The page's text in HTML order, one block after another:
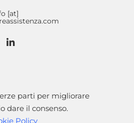
[at]
parti per migliorare
dare il consenso.
Policy